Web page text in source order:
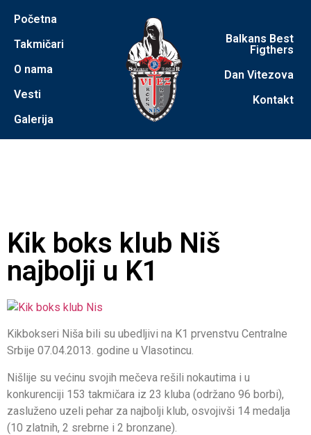
Početna
Takmičari
O nama
Vesti
Galerija
Balkans Best
Figthers
Dan Vitezova
Kontakt
Kik boks klub Niš
najbolji u K1
Kikbokseri Niša bili su ubedljivi na K1 prvenstvu Centralne
Srbije 07.04.2013. godine u Vlasotincu.
Nišlije su većinu svojih mečeva rešili nokautima i u
konkurenciji 153 takmičara iz 23 kluba (održano 96 borbi),
zasluženo uzeli pehar za najbolji klub, osvojivši 14 medalja
(10 zlatnih, 2 srebrne i 2 bronzane).